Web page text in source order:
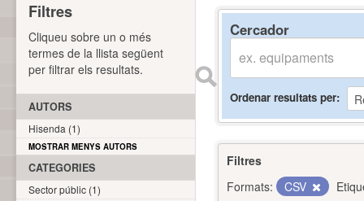
Cercador
Ordenar resultats per
Filtres
Formats:
CSV
Filtres
Cliqueu sobre un o més
termes de la llista següent
per filtrar els resultats.
AUTORS
Hisenda (1)
MOSTRAR MENYS AUTORS
CATEGORIES
Sector públic (1)